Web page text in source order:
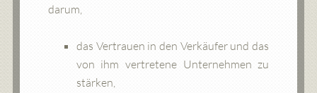
darum,
das Vertrauen in den Verkäufer und das
von ihm vertretene Unternehmen zu
stärken,